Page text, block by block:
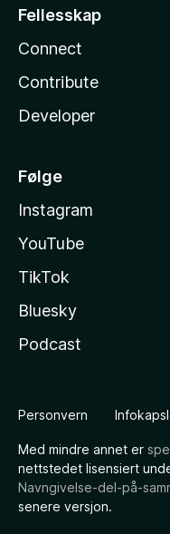
Fellesskap
Connect
Contribute
Developer
Følge
Instagram
YouTube
TikTok
Bluesky
Podcast
Personvern
Med mindre annet er
nettstedet lisensiert
Navngivelse-del-på-
senere versjon.